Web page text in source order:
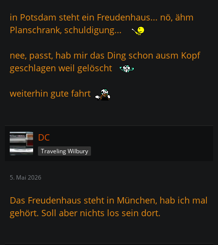
in Potsdam steht ein Freudenhaus... nö, ähm
Planschrank, schuldigung...
nee, passt, hab mir das Ding schon ausm Kopf
geschlagen weil gelöscht
weiterhin gute fahrt
DC
Traveling Wilbury
5. Mai 2026
Das Freudenhaus steht in München, hab ich mal
gehört. Soll aber nichts los sein dort.